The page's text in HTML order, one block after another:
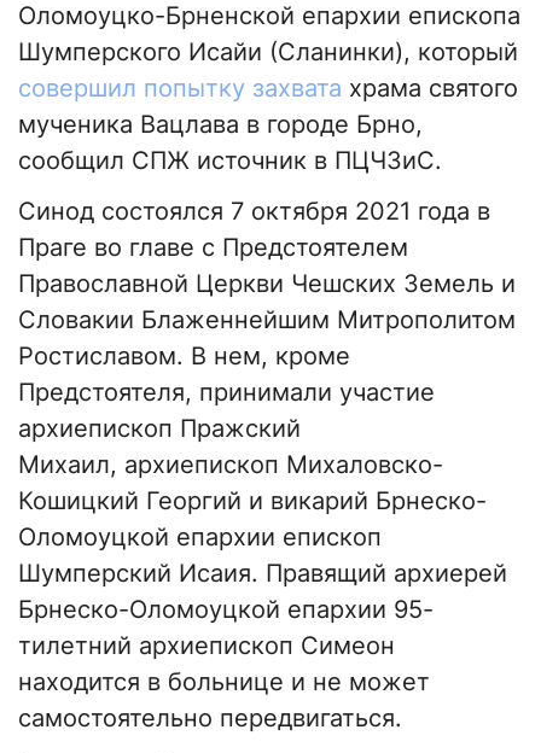
Оломоуцко-Брненской епархии епископа
Шумперского Исайи (Сланинки), который
совершил попытку захвата храма святого
мученика Вацлава в городе Брно,
сообщил СПЖ источник в ПЦЧЗиС.
Синод состоялся 7 октября 2021 года в
Праге во главе с Предстоятелем
Православной Церкви Чешских Земель и
Словакии Блаженнейшим Митрополитом
Ростиславом. В нем, кроме
Предстоятеля, принимали участие
архиепископ Пражский
Михаил, архиепископ Михаловско-
Кошицкий Георгий и викарий Брнеско-
Оломоуцкой епархии епископ
Шумперский Исаия. Правящий архиерей
Брнеско-Оломоуцкой епархии 95-
тилетний архиепископ Симеон
находится в больнице и не может
самостоятельно передвигаться.